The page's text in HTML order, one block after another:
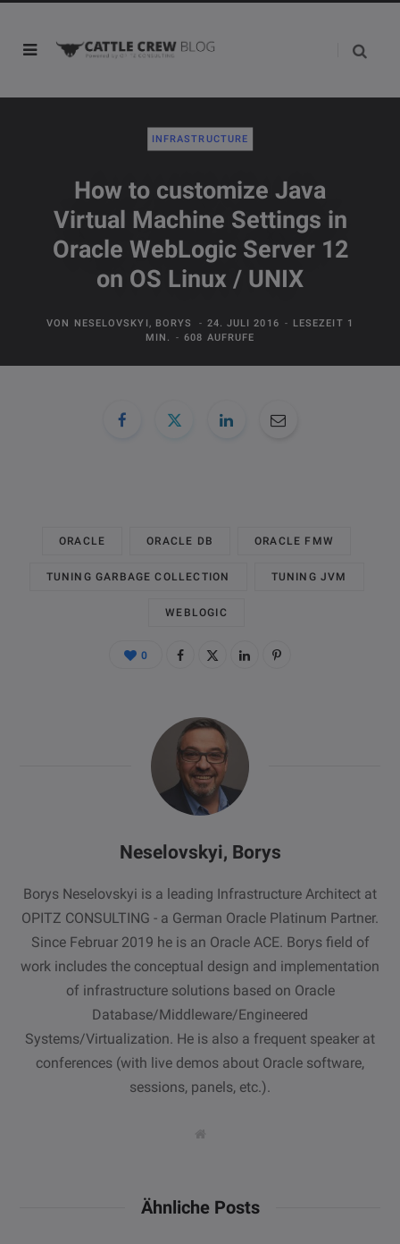
INFRASTRUCTURE
How to customize Java
Virtual Machine Settings in
Oracle WebLogic Server 12
on OS Linux / UNIX
VON NESELOVSKYI, BORYS 24. JULI 2016
LESEZEIT 1
MIN.
608 AUFRUFE
ORACLE ORACLE DB ORACLE FMW
TUNING GARBAGE COLLECTION TUNING JVM
WEBLOGIC
0
Neselovskyi, Borys
Borys Neselovskyi is a leading Infrastructure Architect at
OPITZ CONSULTING - a German Oracle Platinum Partner.
Since Februar 2019 he is an Oracle ACE. Borys field of
work includes the conceptual design and implementation
of infrastructure solutions based on Oracle
Database/Middleware/Engineered
Systems/Virtualization. He is also a frequent speaker at
conferences (with live demos about Oracle software,
sessions, panels, etc.).
e
Ähnliche Posts